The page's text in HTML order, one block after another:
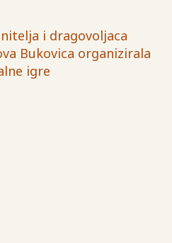
i dragovoljaca
Bukovica organizirala
igre